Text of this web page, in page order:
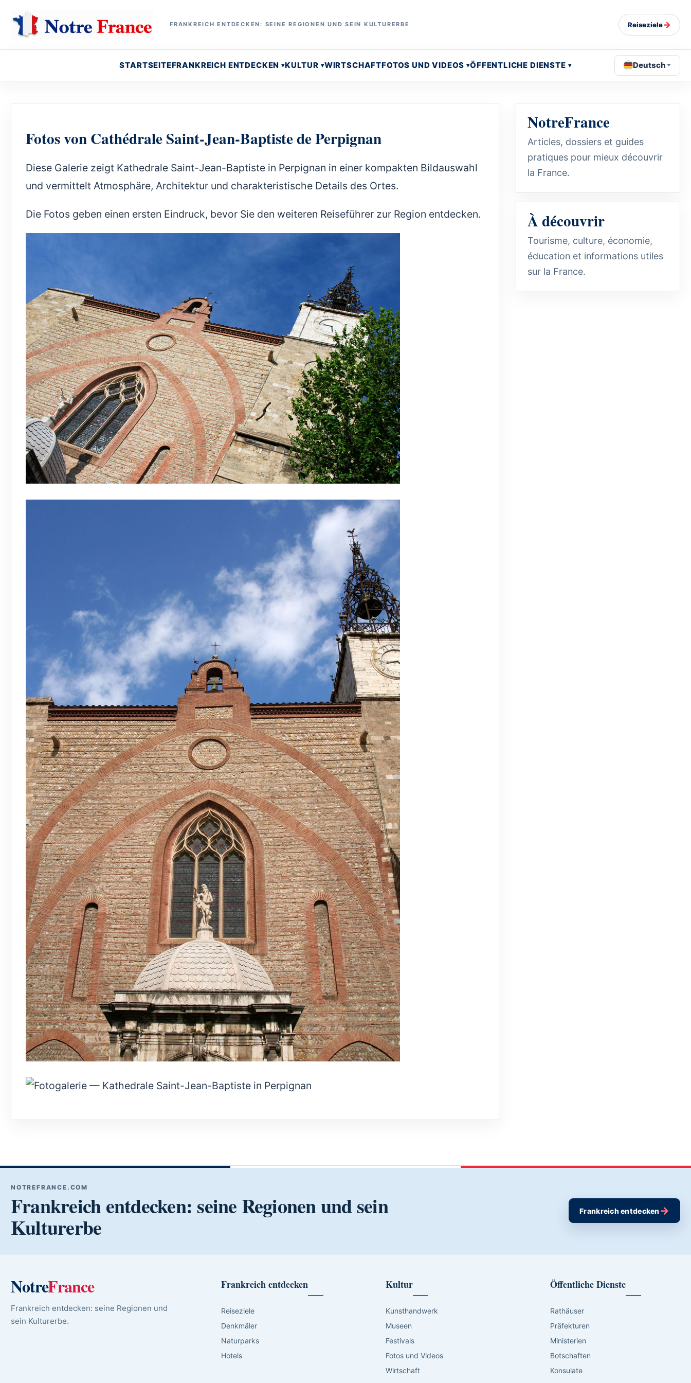
FRANKREICH ENTDECKEN: SEINE REGIONEN UND SEIN KULTURERBE Reiseziele→
STARTSEITEFRANKREICH ENTDECKEN KULTUR WIRTSCHAFTFOTOS UND VIDEOS ÖFFENTLICHE DIENSTE Deutsch
Fotos von Cathédrale Saint-Jean-Baptiste de Perpignan
Diese Galerie zeigt Kathedrale Saint-Jean-Baptiste in Perpignan in einer kompakten Bildauswahl
und vermittelt Atmosphäre, Architektur und charakteristische Details des Ortes.
Die Fotos geben einen ersten Eindruck, bevor Sie den weiteren Reiseführer zur Region entdecken.
NotreFrance
Articles, dossiers et guides
pratiques pour mieux découvrir
la France.
À découvrir
Tourisme, culture, économie,
éducation et informations utiles
sur la France.
NOTREFRANCE.COM
Frankreich entdecken: seine Regionen und sein
Kulturerbe
Frankreich entdecken→
NotreFrance
Frankreich entdecken: seine Regionen und
sein Kulturerbe.
Frankreich entdecken
Reiseziele
Denkmäler
Naturparks
Hotels
Kultur
Kunsthandwerk
Museen
Festivals
Fotos und Videos
Wirtschaft
Öffentliche Dienste
Rathäuser
Präfekturen
Ministerien
Botschaften
Konsulate